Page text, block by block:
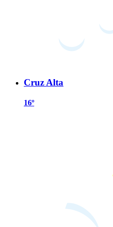
Cruz Alta
16º